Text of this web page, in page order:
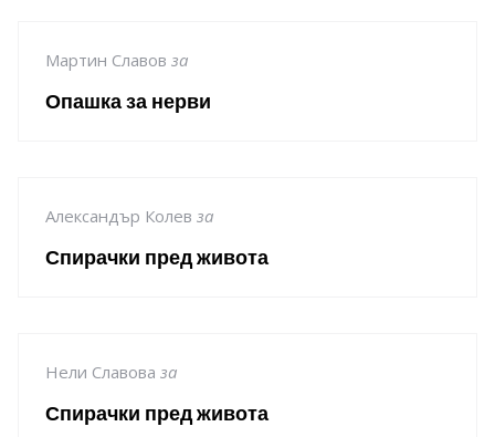
Мартин Славов за
Опашка за нерви
Александър Колев за
Спирачки пред живота
Нели Славова за
Спирачки пред живота